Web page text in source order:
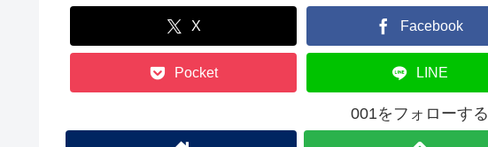
X Facebook
Pocket LINE
001をフォローする